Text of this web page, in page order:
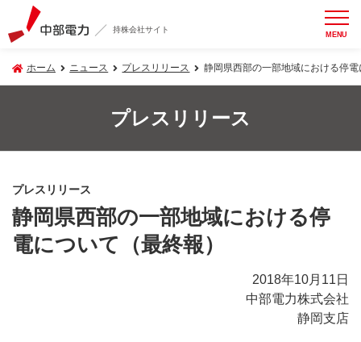
持株会社サイト MENU
ホーム ニュース プレスリリース 静岡県西部の一部地域における停
プレスリリース
プレスリリース
静岡県西部の一部地域における停
電について（最終報）
2018年10月11日
中部電力株式会社
静岡支店